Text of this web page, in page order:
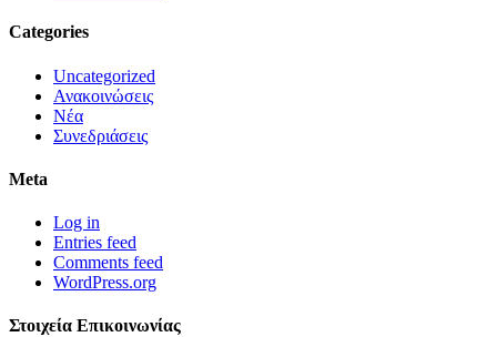
Categories
Uncategorized
Ανακοινώσεις
Νέα
Συνεδριάσεις
Meta
Log in
Entries feed
Comments feed
WordPress.org
Στοιχεία Επικοινωνίας